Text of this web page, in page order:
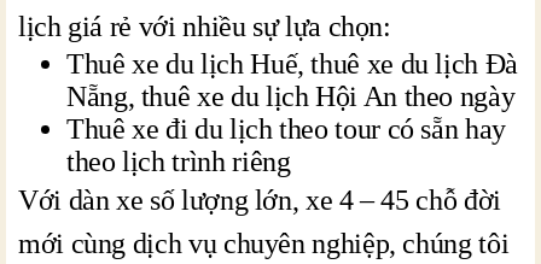
lịch giá rẻ với nhiều sự lựa chọn:
Thuê xe du lịch Huế, thuê xe du lịch Đà
Nẵng, thuê xe du lịch Hội An theo ngày
Thuê xe đi du lịch theo tour có sẵn hay
theo lịch trình riêng
Với dàn xe số lượng lớn, xe 4 – 45 chỗ đời
mới cùng dịch vụ chuyên nghiệp, chúng tôi